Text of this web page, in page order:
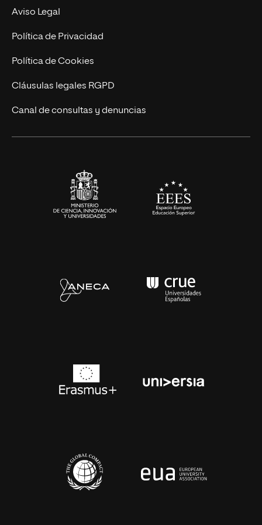
Experto Universitario
Postgrados
Cursos Universitarios
Nuestro Equipo
Trabaja en UNIR
Actualidad
UNIR Revista
Eventos
Aviso Legal
Política de Privacidad
Política de Cookies
Cláusulas legales RGPD
Canal de consultas y denuncias